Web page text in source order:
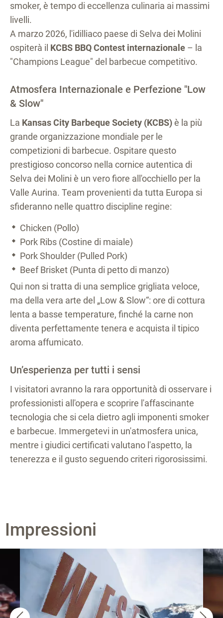
smoker, è tempo di eccellenza culinaria ai massimi
livelli.
A marzo 2026, l'idilliaco paese di Selva dei Molini
ospiterà il KCBS BBQ Contest internazionale – la
"Champions League" del barbecue competitivo.
Atmosfera Internazionale e Perfezione "Low
& Slow"
La Kansas City Barbeque Society (KCBS)è la più
grande organizzazione mondiale per le
competizioni di barbecue. Ospitare questo
prestigioso concorso nella cornice autentica di
Selva dei Molini è un vero fiore all'occhiello per la
Valle Aurina. Team provenienti da tutta Europa si
sfideranno nelle quattro discipline regine:
Chicken (Pollo)
Pork Ribs (Costine di maiale)
Pork Shoulder (Pulled Pork)
Beef Brisket (Punta di petto di manzo)
Qui non si tratta di una semplice grigliata veloce,
ma della vera arte del „Low & Slow“: ore di cottura
lenta a basse temperature, finché la carne non
diventa perfettamente tenera e acquista il tipico
aroma affumicato.
Un’esperienza per tutti i sensi
I visitatori avranno la rara opportunità di osservare i
professionisti all'opera e scoprire l'affascinante
tecnologia che si cela dietro agli imponenti smoker
e barbecue. Immergetevi in un'atmosfera unica,
mentre i giudici certificati valutano l'aspetto, la
tenerezza e il gusto seguendo criteri rigorosissimi.
Impressioni